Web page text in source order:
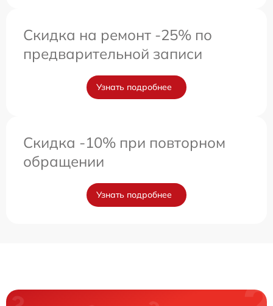
Скидка на ремонт -25% по
предварительной записи
Узнать подробнее
Скидка -10% при повторном
обращении
Узнать подробнее